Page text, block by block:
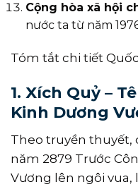
Cộng hòa xã hội
nước ta từ năm
Tóm tắt chi tiết
1. Xích Quỷ –
Kinh Dương
Theo truyền thuyết,
năm 2879 Trước
Vương lên ngôi vua,